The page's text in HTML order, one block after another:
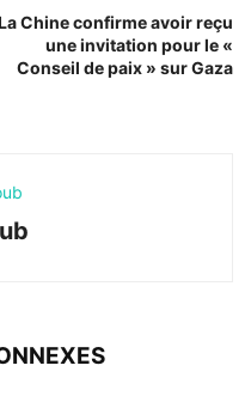
Chine confirme avoir reçu
une invitation pour le «
Conseil de paix » sur Gaza